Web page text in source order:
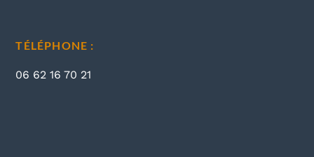
TÉLÉPHONE :
06 62 16 70 21